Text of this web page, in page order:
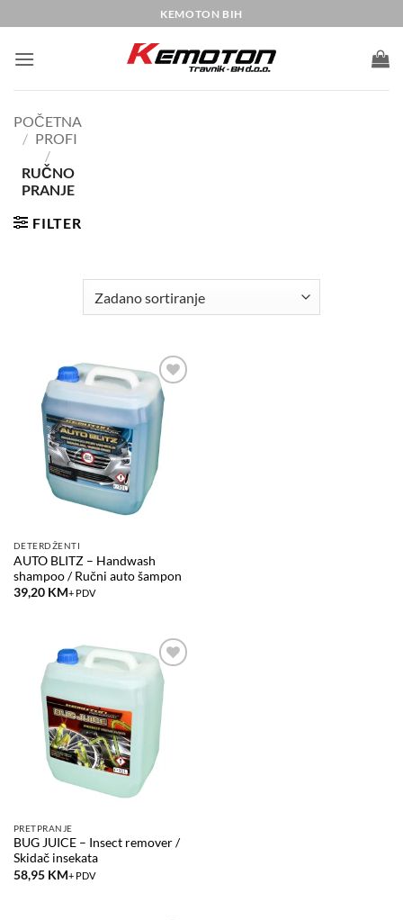
to
content
KEMOTON BIH
POČETNA
/ PROFI
/
RUČNO
PRANJE
FILTER
Add to
wishlist
DETERDŽENTI
AUTO BLITZ – Handwash
shampoo / Ručni auto šampon
39,20 KM+ PDV
Add to
wishlist
PRETPRANJE
BUG JUICE – Insect remover /
Skidač insekata
58,95 KM+ PDV